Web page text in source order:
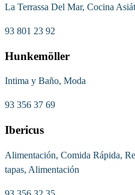
La Terrassa Del Mar, Cocina
93 801 23 92
Hunkemöller
Intima y Baño, Moda
93 356 37 69
Ibericus
Alimentación, Comida Rápida,
tapas, Alimentación